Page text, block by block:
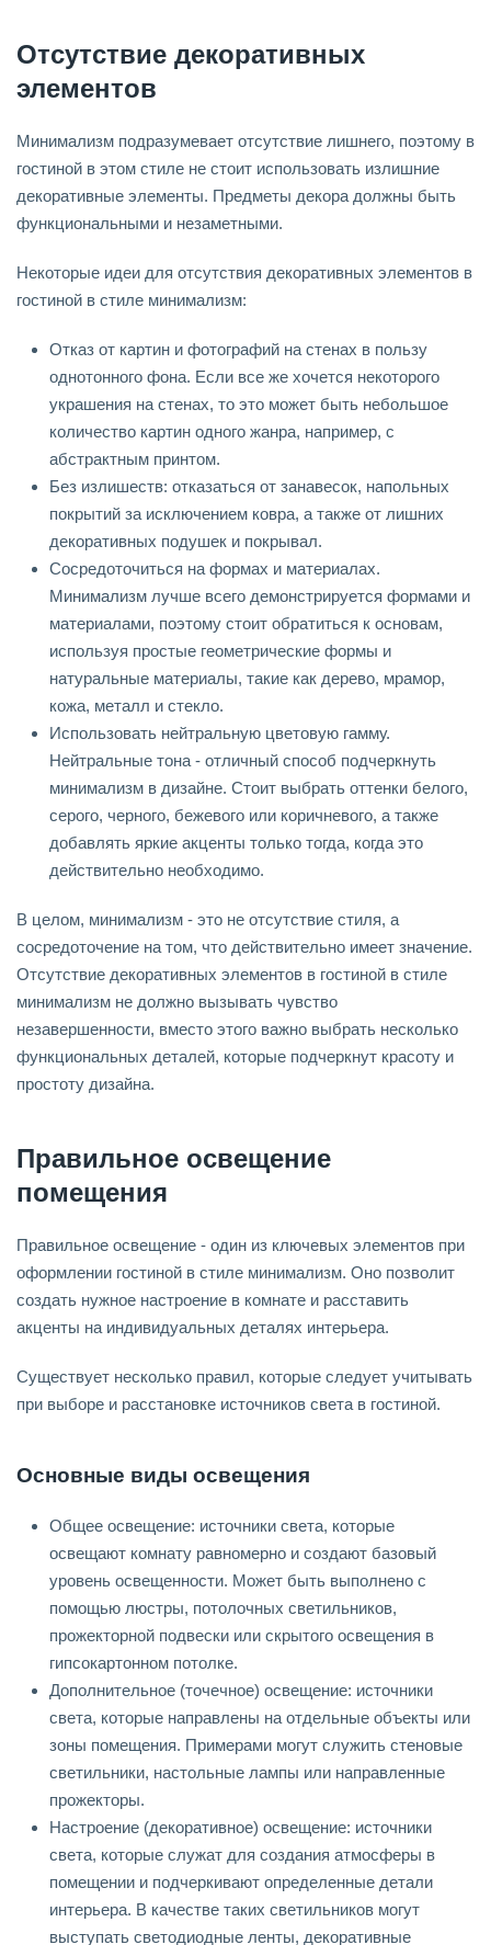
Отсутствие декоративных
элементов
Минимализм подразумевает отсутствие лишнего, поэтому в
гостиной в этом стиле не стоит использовать излишние
декоративные элементы. Предметы декора должны быть
функциональными и незаметными.
Некоторые идеи для отсутствия декоративных элементов в
гостиной в стиле минимализм:
Отказ от картин и фотографий на стенах в пользу
однотонного фона. Если все же хочется некоторого
украшения на стенах, то это может быть небольшое
количество картин одного жанра, например, с
абстрактным принтом.
Без излишеств: отказаться от занавесок, напольных
покрытий за исключением ковра, а также от лишних
декоративных подушек и покрывал.
Сосредоточиться на формах и материалах.
Минимализм лучше всего демонстрируется формами и
материалами, поэтому стоит обратиться к основам,
используя простые геометрические формы и
натуральные материалы, такие как дерево, мрамор,
кожа, металл и стекло.
Использовать нейтральную цветовую гамму.
Нейтральные тона - отличный способ подчеркнуть
минимализм в дизайне. Стоит выбрать оттенки белого,
серого, черного, бежевого или коричневого, а также
добавлять яркие акценты только тогда, когда это
действительно необходимо.
В целом, минимализм - это не отсутствие стиля, а
сосредоточение на том, что действительно имеет значение.
Отсутствие декоративных элементов в гостиной в стиле
минимализм не должно вызывать чувство
незавершенности, вместо этого важно выбрать несколько
функциональных деталей, которые подчеркнут красоту и
простоту дизайна.
Правильное освещение
помещения
Правильное освещение - один из ключевых элементов при
оформлении гостиной в стиле минимализм. Оно позволит
создать нужное настроение в комнате и расставить
акценты на индивидуальных деталях интерьера.
Существует несколько правил, которые следует учитывать
при выборе и расстановке источников света в гостиной.
Основные виды освещения
Общее освещение: источники света, которые
освещают комнату равномерно и создают базовый
уровень освещенности. Может быть выполнено с
помощью люстры, потолочных светильников,
прожекторной подвески или скрытого освещения в
гипсокартонном потолке.
Дополнительное (точечное) освещение: источники
света, которые направлены на отдельные объекты или
зоны помещения. Примерами могут служить стеновые
светильники, настольные лампы или направленные
прожекторы.
Настроение (декоративное) освещение: источники
света, которые служат для создания атмосферы в
помещении и подчеркивают определенные детали
интерьера. В качестве таких светильников могут
выступать светодиодные ленты, декоративные